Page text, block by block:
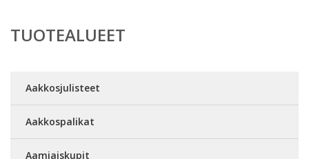
TUOTEALUEET
Aakkosjulisteet
Aakkospalikat
Aamiaiskupit